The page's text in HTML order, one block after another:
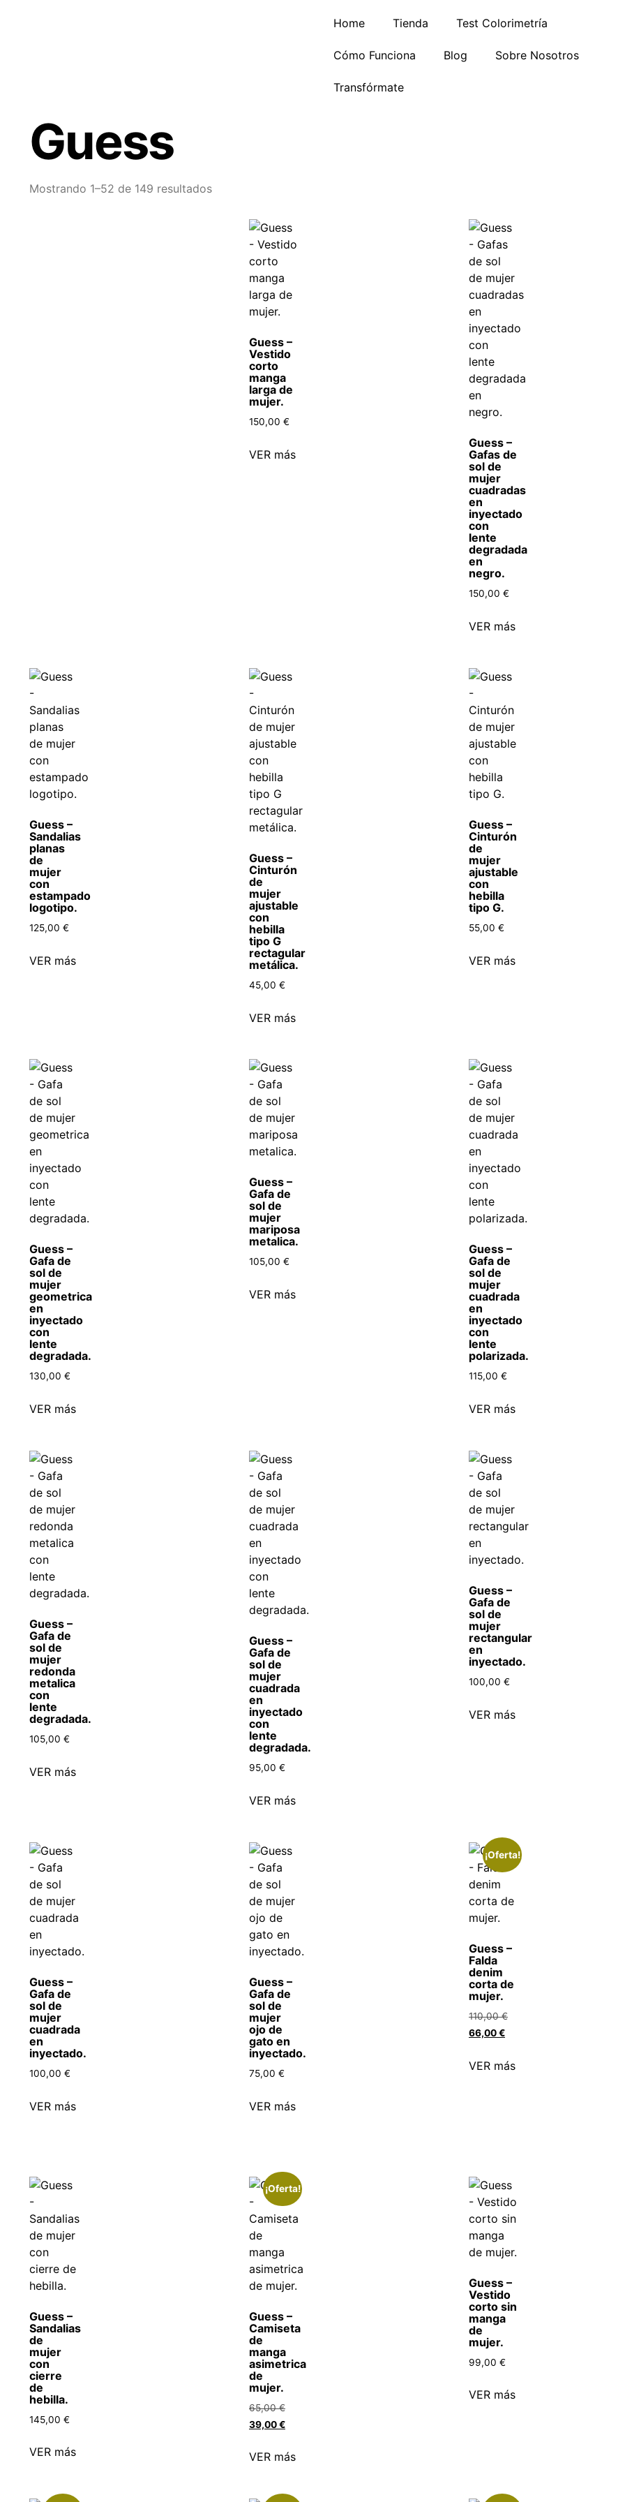
Home Tienda Test Colorimetría
Cómo Funciona Blog Sobre Nosotros
Transfórmate
Guess
Mostrando 1–52 de 149 resultados
Guess –
Vestido
corto
manga
larga de
mujer.
150,00 €
VER más
Guess –
Gafas de
sol de
mujer
cuadradas
en
inyectado
con
lente
degradada
en
negro.
150,00 €
VER más
Guess –
Sandalias
planas
de
mujer
con
estampado
logotipo.
125,00 €
VER más
Guess –
Cinturón
de
mujer
ajustable
con
hebilla
tipo G
rectagular
metálica.
45,00 €
VER más
Guess –
Cinturón
de
mujer
ajustable
con
hebilla
tipo G.
55,00 €
VER más
Guess –
Gafa de
sol de
mujer
geometrica
en
inyectado
con
lente
degradada.
130,00 €
VER más
Guess –
Gafa de
sol de
mujer
mariposa
metalica.
105,00 €
VER más
Guess –
Gafa de
sol de
mujer
cuadrada
en
inyectado
con
lente
polarizada.
115,00 €
VER más
Guess –
Gafa de
sol de
mujer
redonda
metalica
con
lente
degradada.
105,00 €
VER más
Guess –
Gafa de
sol de
mujer
cuadrada
en
inyectado
con
lente
degradada.
95,00 €
VER más
Guess –
Gafa de
sol de
mujer
rectangular
en
inyectado.
100,00 €
VER más
Guess –
Gafa de
sol de
mujer
cuadrada
en
inyectado.
100,00 €
VER más
Guess –
Gafa de
sol de
mujer
ojo de
gato en
inyectado.
75,00 €
VER más
¡Oferta!
Guess –
Falda
denim
corta de
mujer.
110,00€
66,00€
VER más
Guess –
Sandalias
de
mujer
con
cierre
de
hebilla.
145,00 €
VER más
¡Oferta!
Guess –
Camiseta
de
manga
asimetrica
de
mujer.
65,00€
39,00€
VER más
Guess –
Vestido
corto sin
manga
de
mujer.
99,00 €
VER más